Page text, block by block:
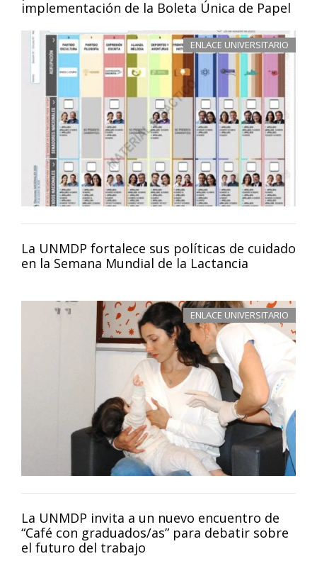
implementación de la Boleta Única de Papel
ENLACE UNIVERSITARIO
La UNMDP fortalece sus políticas de cuidado
en la Semana Mundial de la Lactancia
ENLACE UNIVERSITARIO
La UNMDP invita a un nuevo encuentro de
“Café con graduados/as” para debatir sobre
el futuro del trabajo